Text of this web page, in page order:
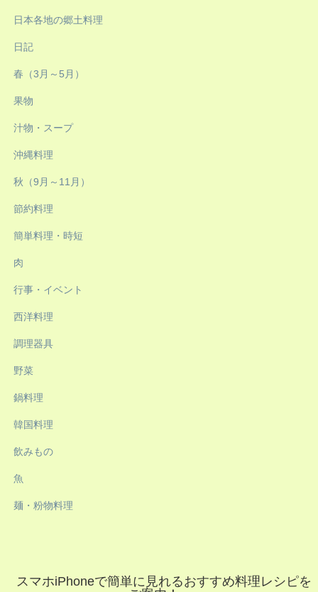
日本各地の郷土料理
日記
春（3月～5月）
果物
汁物・スープ
沖縄料理
秋（9月～11月）
節約料理
簡単料理・時短
肉
行事・イベント
西洋料理
調理器具
野菜
鍋料理
韓国料理
飲みもの
魚
麺・粉物料理
スマホiPhoneで簡単に見れるおすすめ料理レシピを